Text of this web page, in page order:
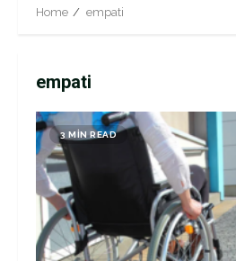
Home empati
empati
3 MIN READ